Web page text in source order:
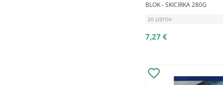
BLOK - SKICIRKA 280G
20 LISTOV
7,27 €